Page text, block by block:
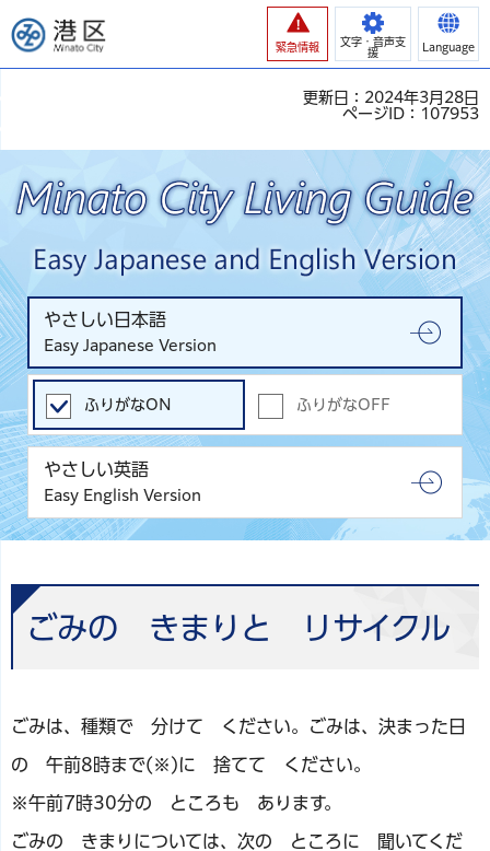
港区
緊急情報
文字・音声支
援
Language
更新日：2024年3月28日
ページID：107953
やさしい日本語
Easy Japanese Version
ふりがなON ふりがなOFF
やさしい英語
Easy English Version
ごみの きまりと リサイクル
ごみは、種類で 分けて ください。ごみは、決まった日
の 午前8時まで(※)に 捨てて ください。
※午前7時30分の ところも あります。
ごみの きまりについては、次の ところに 聞いてくだ